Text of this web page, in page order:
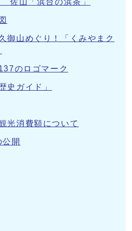
御山めぐり！「くみやまク
のロゴマーク
史ガイド」
光消費額について
開